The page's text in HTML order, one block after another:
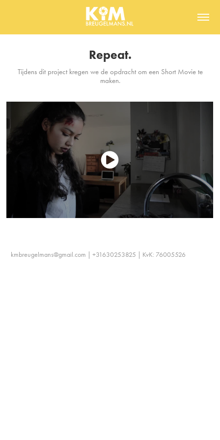
Repeat.
Tijdens dit project kregen we de opdracht om een Short Movie te
maken.
kmbreugelmans@gmail.com | +31630253825 | KvK: 76005526